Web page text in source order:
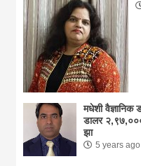
मधेशी वैज्ञानिक
डालर
झा
5 years ago